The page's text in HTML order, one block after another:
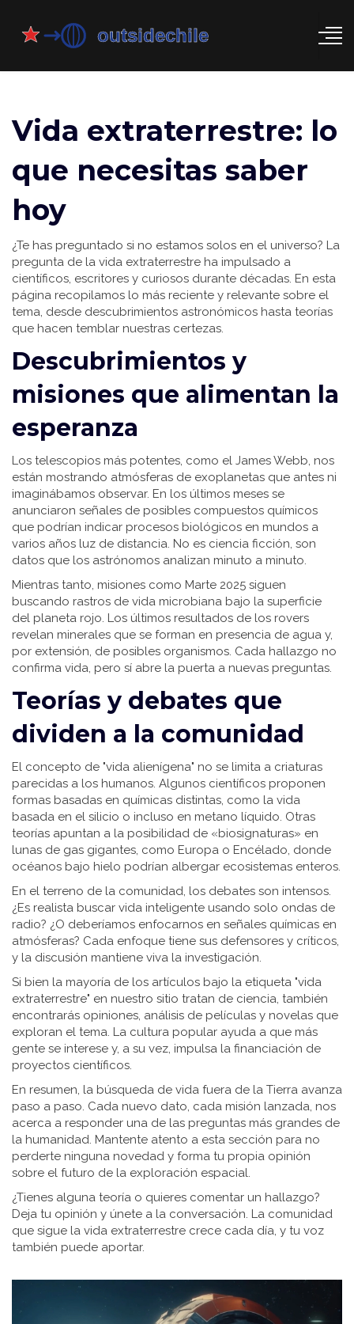
Vida extraterrestre: lo
que necesitas saber
hoy
¿Te has preguntado si no estamos solos en el universo? La
pregunta de la vida extraterrestre ha impulsado a
científicos, escritores y curiosos durante décadas. En esta
página recopilamos lo más reciente y relevante sobre el
tema, desde descubrimientos astronómicos hasta teorías
que hacen temblar nuestras certezas.
Descubrimientos y
misiones que alimentan la
esperanza
Los telescopios más potentes, como el James Webb, nos
están mostrando atmósferas de exoplanetas que antes ni
imaginábamos observar. En los últimos meses se
anunciaron señales de posibles compuestos químicos
que podrían indicar procesos biológicos en mundos a
varios años luz de distancia. No es ciencia ficción, son
datos que los astrónomos analizan minuto a minuto.
Mientras tanto, misiones como Marte 2025 siguen
buscando rastros de vida microbiana bajo la superficie
del planeta rojo. Los últimos resultados de los rovers
revelan minerales que se forman en presencia de agua y,
por extensión, de posibles organismos. Cada hallazgo no
confirma vida, pero sí abre la puerta a nuevas preguntas.
Teorías y debates que
dividen a la comunidad
El concepto de "vida alienígena" no se limita a criaturas
parecidas a los humanos. Algunos científicos proponen
formas basadas en químicas distintas, como la vida
basada en el silicio o incluso en metano líquido. Otras
teorías apuntan a la posibilidad de «biosignaturas» en
lunas de gas gigantes, como Europa o Encélado, donde
océanos bajo hielo podrían albergar ecosistemas enteros.
En el terreno de la comunidad, los debates son intensos.
¿Es realista buscar vida inteligente usando solo ondas de
radio? ¿O deberíamos enfocarnos en señales químicas en
atmósferas? Cada enfoque tiene sus defensores y críticos,
y la discusión mantiene viva la investigación.
Si bien la mayoría de los artículos bajo la etiqueta "vida
extraterrestre" en nuestro sitio tratan de ciencia, también
encontrarás opiniones, análisis de películas y novelas que
exploran el tema. La cultura popular ayuda a que más
gente se interese y, a su vez, impulsa la financiación de
proyectos científicos.
En resumen, la búsqueda de vida fuera de la Tierra avanza
paso a paso. Cada nuevo dato, cada misión lanzada, nos
acerca a responder una de las preguntas más grandes de
la humanidad. Mantente atento a esta sección para no
perderte ninguna novedad y forma tu propia opinión
sobre el futuro de la exploración espacial.
¿Tienes alguna teoría o quieres comentar un hallazgo?
Deja tu opinión y únete a la conversación. La comunidad
que sigue la vida extraterrestre crece cada día, y tu voz
también puede aportar.